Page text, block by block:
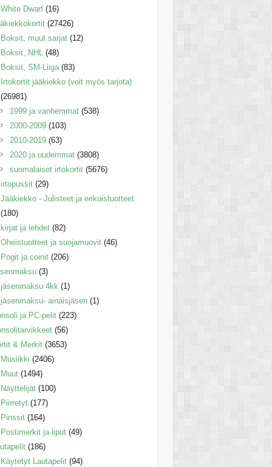
White Dwarf (16)
(27426)
Boksit, muut sarjat (12)
Boksit, NHL (48)
Boksit, SM-Liiga (83)
Irtokortit jääkiekko (voit myös tarjota)
(26981)
1999 ja vanhemmat (538)
2000-2009 (103)
2010-2019 (63)
2020 ja uudemmat (3808)
suomalaiset irtokortit (5676)
irtopussit (29)
Jääkiekko - Julisteet ja erikoistuotteet
(180)
kirjat ja lehdet (82)
Oheistuotteet ja suojamuovit (46)
Pogit ja coinit (206)
(3)
jäsenmaksu 4kk (1)
jäsenmaksu- ainaisjäsen (1)
ja PC-pelit (223)
(56)
& Merkit (3653)
Musiikki (2406)
Muut (1494)
Näyttelijät (100)
Piirretyt (177)
Pinssit (164)
Postimerkit ja liput (49)
(186)
Käytetyt Lautapelit (94)